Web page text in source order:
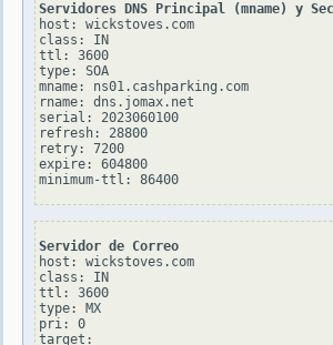
Servidores DNS Principal (mname) y
host: wickstoves.com
class: IN
ttl: 3600
type: SOA
mname: ns01.cashparking.com
rname: dns.jomax.net
serial: 2023060100
refresh: 28800
retry: 7200
expire: 604800
Servidor de Correo
host: wickstoves.com
class: IN
ttl: 3600
type: MX
pri: 0